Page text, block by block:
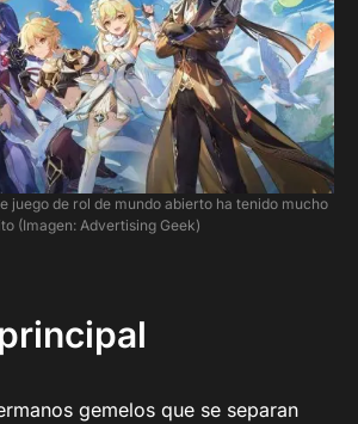
juego de rol de mundo abierto ha tenido mucho
(Imagen: Advertising Geek)
gemelos que se separan